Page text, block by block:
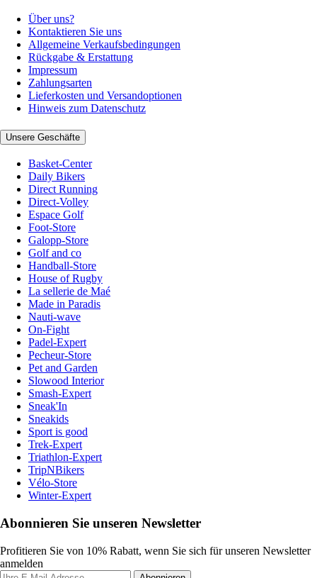
Über uns?
Kontaktieren Sie uns
Allgemeine Verkaufsbedingungen
Rückgabe & Erstattung
Impressum
Zahlungsarten
Lieferkosten und Versandoptionen
Hinweis zum Datenschutz
Unsere Geschäfte
Basket-Center
Daily Bikers
Direct Running
Direct-Volley
Espace Golf
Foot-Store
Galopp-Store
Golf and co
Handball-Store
House of Rugby
La sellerie de Maé
Made in Paradis
Nauti-wave
On-Fight
Padel-Expert
Pecheur-Store
Pet and Garden
Slowood Interior
Smash-Expert
Sneak'In
Sneakids
Sport is good
Trek-Expert
Triathlon-Expert
TripNBikers
Vélo-Store
Winter-Expert
Abonnieren Sie unseren Newsletter
Profitieren Sie von 10% Rabatt, wenn Sie sich für unseren Newsletter
anmelden